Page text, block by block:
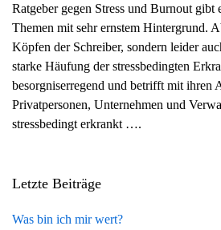
Ratgeber gegen Stress und Burnout gibt
Themen mit sehr ernstem Hintergrund.
Köpfen der Schreiber, sondern leider
starke Häufung der stressbedingten
besorgniserregend und betrifft mit ihren
Privatpersonen, Unternehmen und
stressbedingt erkrankt ….
Letzte Beiträge
Was bin ich mir wert?